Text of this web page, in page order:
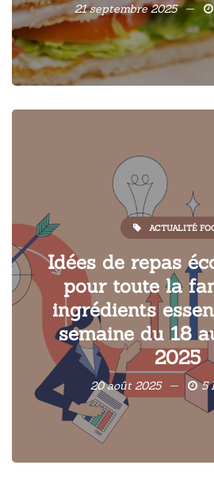
21 septembre 2025
ACTUALITÉ
Idées de repas
pour toute la
ingrédients
semaine du 18
2025
20 août 2025 5